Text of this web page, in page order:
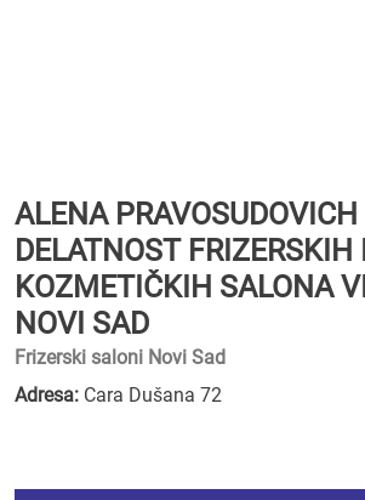
ALENA PRAVOSUDOVICH
DELATNOST FRIZERSKIH I
KOZMETIČKIH SALONA
NOVI SAD
Frizerski saloni Novi Sad
Adresa: Cara Dušana 72